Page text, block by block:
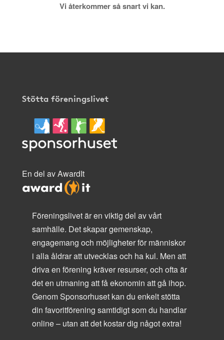
Vi återkommer så snart vi kan.
Stötta föreningslivet
En del av AwardIt
Föreningslivet är en viktig del av vårt
samhälle. Det skapar gemenskap,
engagemang och möjligheter för människor
i alla åldrar att utvecklas och ha kul. Men att
driva en förening kräver resurser, och ofta är
det en utmaning att få ekonomin att gå ihop.
Genom Sponsorhuset kan du enkelt stötta
din favoritförening samtidigt som du handlar
online – utan att det kostar dig något extra!